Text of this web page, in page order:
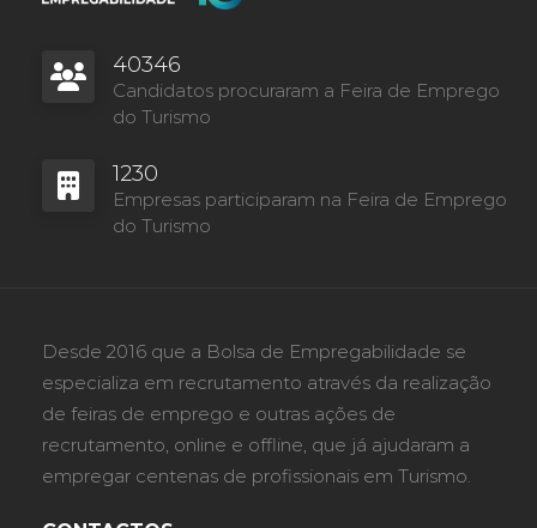
40346
Candidatos procuraram a Feira de Emprego
do Turismo
1230
Empresas participaram na Feira de Emprego
do Turismo
Desde 2016 que a Bolsa de Empregabilidade se
especializa em recrutamento através da realização
de feiras de emprego e outras ações de
recrutamento, online e offline, que já ajudaram a
empregar centenas de profissionais em Turismo.